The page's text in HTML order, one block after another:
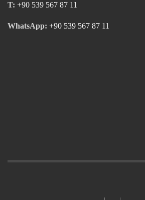
T: +90 539 567 87 11
WhatsApp: +90 539 567 87 11